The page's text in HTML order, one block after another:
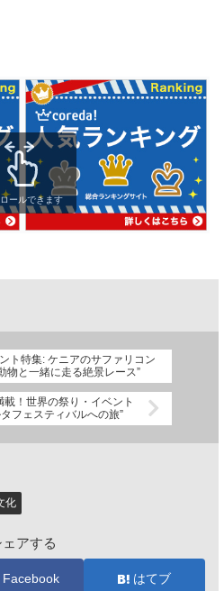
ールできます
ト特集: ケニアのサファリコン
物と一緒に走る絶景レース”
！世界の祭り・イベント
フェスティバルへの旅”
化
ェアする
Facebook はてブ